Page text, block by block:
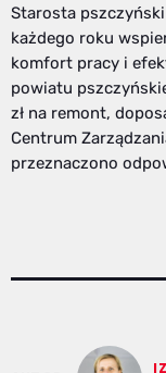
Starosta
każdego roku
komfort pracy i
powiatu
zł na remont,
Centrum
przeznaczono